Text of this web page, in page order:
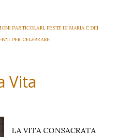
PARTICOLARI, FESTE DI MARIA E DEI
PER CELEBRARE
Vita
LA VITA CONSACRATA